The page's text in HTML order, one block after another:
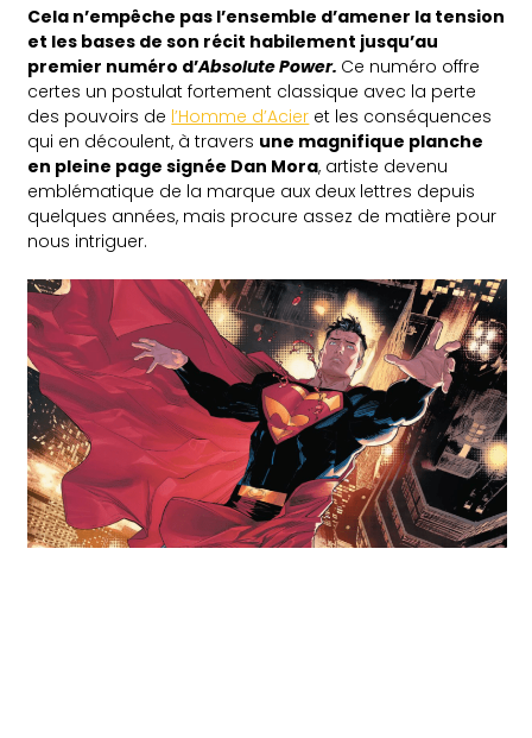
Cela n’empêche pas l’ensemble d’amener la tension
et les bases de son récit habilement jusqu’au
premier numéro d’Absolute Power. Ce numéro offre
certes un postulat fortement classique avec la perte
des pouvoirs de l’Homme d’Acier et les conséquences
qui en découlent, à travers une magnifique planche
en pleine page signée Dan Mora, artiste devenu
emblématique de la marque aux deux lettres depuis
quelques années, mais procure assez de matière pour
nous intriguer.